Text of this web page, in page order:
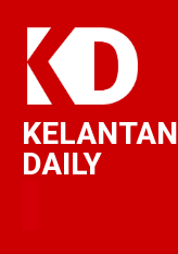
KELANTAN
DAILY